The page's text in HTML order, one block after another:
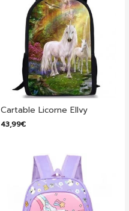
Cartable Licorne Ellvy
43,99€